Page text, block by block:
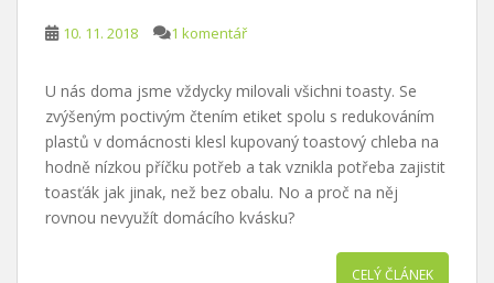
10. 11. 2018 1 komentář
U nás doma jsme vždycky milovali všichni toasty. Se
zvýšeným poctivým čtením etiket spolu s redukováním
plastů v domácnosti klesl kupovaný toastový chleba na
hodně nízkou příčku potřeb a tak vznikla potřeba zajistit
toasťák jak jinak, než bez obalu. No a proč na něj
rovnou nevyužít domácího kvásku?
CELÝ ČLÁNEK